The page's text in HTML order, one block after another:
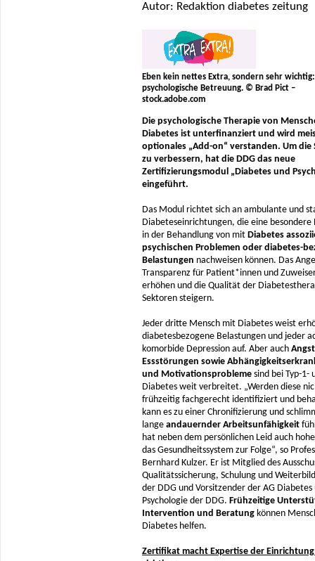
Autor: Redaktion diabetes zeitung
Eben kein nettes Extra, sondern sehr wichtig:
psychologische Betreuung. © Brad Pict –
stock.adobe.com
Die psychologische Therapie von
Diabetes ist unterfinanziert und wird
optionales „Add-on“ verstanden. Um die
zu verbessern, hat die DDG das neue
Zertifizierungsmodul „Diabetes und
eingeführt.
Das Modul richtet sich an ambulante und
Diabeteseinrichtungen, die eine besondere
in der Behandlung von mit Diabetes
psychischen Problemen oder diabetes-
Belastungen nachweisen können. Das
Transparenz für Patient*innen und
erhöhen und die Qualität der
Sektoren steigern.
Jeder dritte Mensch mit Diabetes weist
diabetesbezogene Belastungen und jeder
komorbide Depression auf. Aber auch
Essstörungen sowie
und Motivationsprobleme sind bei Typ-1-
Diabetes weit verbreitet. „Werden diese
frühzeitig fachgerecht identifiziert und
kann es zu einer Chronifizierung und
lange andauernder Arbeitsunfähigkeit
hat neben dem persönlichen Leid auch
das Gesundheitssystem zur Folge“, so
Bernhard Kulzer. Er ist Mitglied des
Qualitätssicherung, Schulung und
der DDG und Vorsitzender der AG Diabetes
Psychologie der DDG. Frühzeitige
Intervention und Beratung können
Diabetes helfen.
Zertifikat macht Expertise der